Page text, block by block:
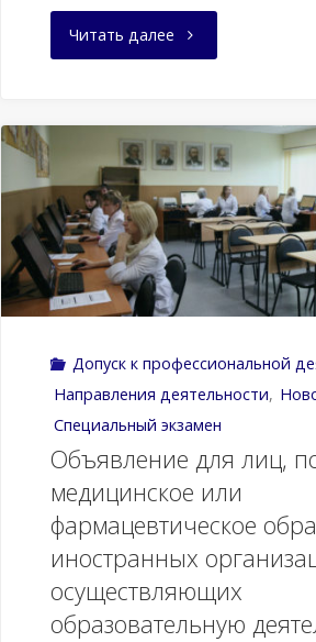
№34н"
Читать далее"Порядок
к
профессиональной
деятельности"
Допуск к профессиональной
Направления деятельности,
Специальный экзамен
Объявление для лиц,
медицинское или
фармацевтическое
иностранных
осуществляющих
образовательную